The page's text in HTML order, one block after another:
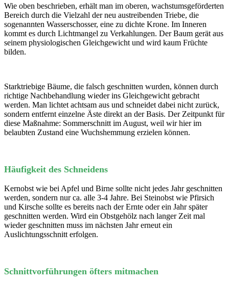
Wie oben beschrieben, erhält man im oberen, wachstumsgeförderten
Bereich durch die Vielzahl der neu austreibenden Triebe, die
sogenannten Wasserschosser, eine zu dichte Krone. Im Inneren
kommt es durch Lichtmangel zu Verkahlungen. Der Baum gerät aus
seinem physiologischen Gleichgewicht und wird kaum Früchte
bilden.
Starktriebige Bäume, die falsch geschnitten wurden, können durch
richtige Nachbehandlung wieder ins Gleichgewicht gebracht
werden. Man lichtet achtsam aus und schneidet dabei nicht zurück,
sondern entfernt einzelne Äste direkt an der Basis. Der Zeitpunkt für
diese Maßnahme: Sommerschnitt im August, weil wir hier im
belaubten Zustand eine Wuchshemmung erzielen können.
Häufigkeit des Schneidens
Kernobst wie bei Apfel und Birne sollte nicht jedes Jahr geschnitten
werden, sondern nur ca. alle 3-4 Jahre. Bei Steinobst wie Pfirsich
und Kirsche sollte es bereits nach der Ernte oder ein Jahr später
geschnitten werden. Wird ein Obstgehölz nach langer Zeit mal
wieder geschnitten muss im nächsten Jahr erneut ein
Auslichtungsschnitt erfolgen.
Schnittvorführungen öfters mitmachen